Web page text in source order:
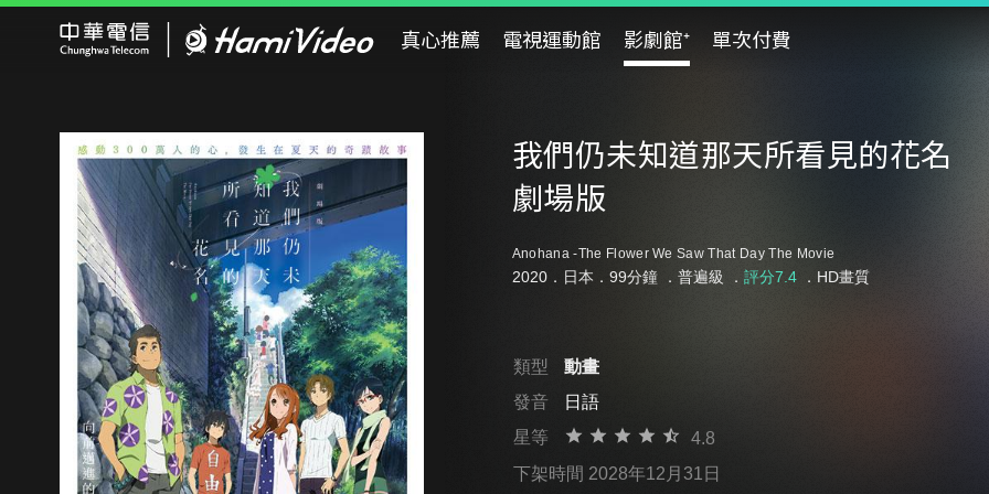
真心推薦 電視運動館 影劇館⁺ 單次付費
我們仍未知道那天所看見的花名
劇場版
Anohana -The Flower We Saw That Day The Movie
2020．日本．99分鐘 ． 普遍級 ． 評分7.4．HD畫質
類型
動畫
發音
日語
星等
4.8
下架時間 2028年12月31日